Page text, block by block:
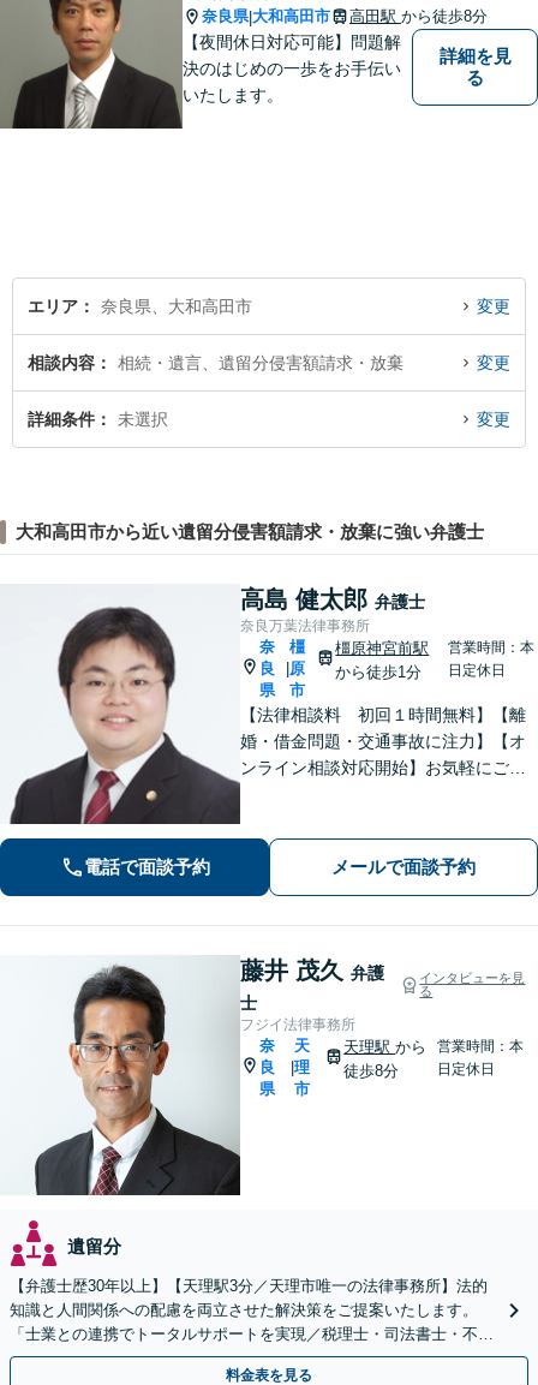
奈良県|大和高田市 高田駅 から徒歩8分
【夜間休日対応可能】問題解
決のはじめの一歩をお手伝い
いたします。
詳細を見
る
エリア 奈良県、大和高田市 変更
相談内容 相続・遺言、遺留分侵害額請求・放棄 変更
詳細条件 未選択 変更
大和高田市から近い遺留分侵害額請求・放棄に強い弁護士
高島 健太郎 弁護士
奈良万葉法律事務所
奈
良
県
橿
原
市
橿原神宮前駅
から徒歩1分
営業時間：本
日定休日
【法律相談料 初回１時間無料】【離
婚・借金問題・交通事故に注力】【オ
ンライン相談対応開始】お気軽にご相
ます。【土日・夜間相談に対応】
電話で面談予約 メールで面談予約
藤井 茂久 弁護
士
インタビューを見
る
フジイ法律事務所
奈
良
県
天
理
市
天理駅から
徒歩8分
営業時間：本
日定休日
遺留分
【弁護士歴30年以上】【天理駅3分／天理市唯一の法律事務所】法的
知識と人間関係への配慮を両立させた解決策をご提案いたします。
「士業との連携でトータルサポートを実現／税理士・司法書士・不動
産鑑定士など」生前対策や遺言書作成もお任せください
料金表を見る